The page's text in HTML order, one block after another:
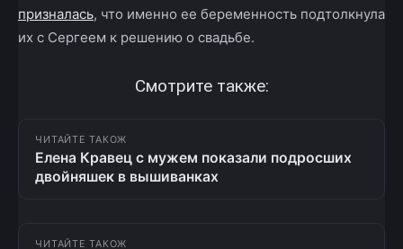
призналась, что именно ее беременность подтолкнула
их с Сергеем к решению о свадьбе.
Смотрите также:
ЧИТАЙТЕ ТАКОЖ
Елена Кравец с мужем показали подросших
двойняшек в вышиванках
ЧИТАЙТЕ ТАКОЖ